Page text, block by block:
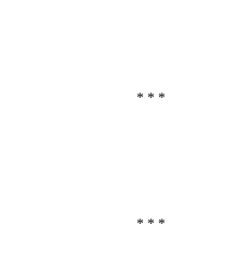
* * *
* * *